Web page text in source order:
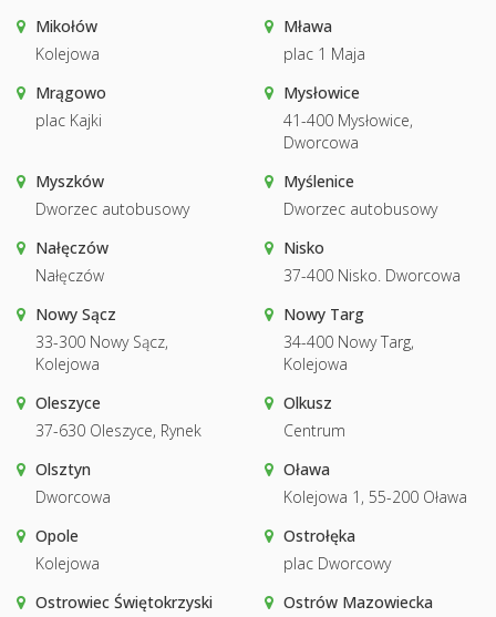
Mikołów
Kolejowa
Mława
plac 1 Maja
Mrągowo
plac Kajki
Mysłowice
41-400 Mysłowice,
Dworcowa
Myszków
Dworzec autobusowy
Myślenice
Dworzec autobusowy
Nałęczów
Nałęczów
Nisko
37-400 Nisko. Dworcowa
Nowy Sącz
33-300 Nowy Sącz,
Kolejowa
Nowy Targ
34-400 Nowy Targ,
Kolejowa
Oleszyce
37-630 Oleszyce, Rynek
Olkusz
Centrum
Olsztyn
Dworcowa
Oława
Kolejowa 1, 55-200 Oława
Opole
Kolejowa
Ostrołęka
plac Dworcowy
Ostrowiec Świętokrzyski
Ostrów Mazowiecka